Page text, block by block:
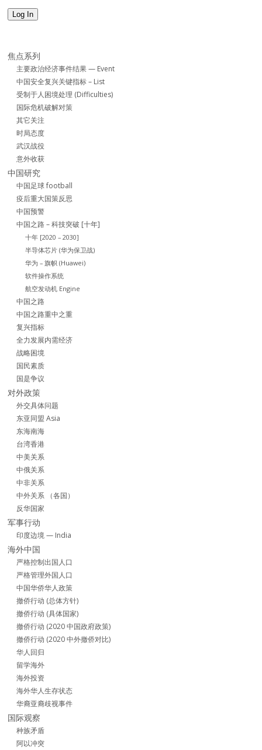
Log In
焦点系列
主要政治经济事件结果 — Event
中国安全复兴关键指标 – List
受制于人困境处理 (Difficulties)
国际危机破解对策
其它关注
时局态度
武汉战役
意外收获
中国研究
中国足球 football
疫后重大国策反思
中国预警
中国之路 – 科技突破 [十年]
十年 [2020 – 2030]
半导体芯片 (华为保卫战)
华为 – 旗帜 (Huawei)
软件操作系统
航空发动机 Engine
中国之路
中国之路重中之重
复兴指标
全力发展内需经济
战略困境
国民素质
国是争议
对外政策
外交具体问题
东亚同盟 Asia
东海南海
台湾香港
中美关系
中俄关系
中非关系
中外关系 （各国）
反华国家
军事行动
印度边境 — India
海外中国
严格控制出国人口
严格管理外国人口
中国华侨华人政策
撤侨行动 (总体方针)
撤侨行动 (具体国家)
撤侨行动 (2020 中国政府政策)
撤侨行动 (2020 中外撤侨对比)
华人回归
留学海外
海外投资
海外华人生存状态
华裔亚裔歧视事件
国际观察
种族矛盾
阿以冲突